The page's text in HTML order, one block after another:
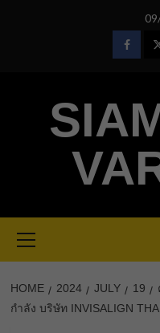
Menu
HOME 2024 JULY 19
กำลัง บริษัท INVISALIGN